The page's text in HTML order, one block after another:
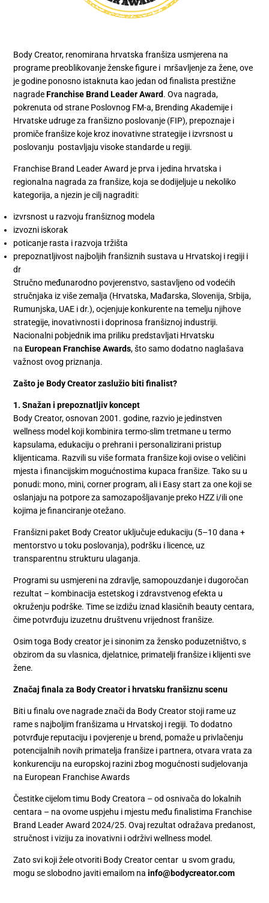
Body Creator, renomirana hrvatska franšiza usmjerena na
programe preoblikovanje ženske figure i mršavljenje za žene, ove
je godine ponosno istaknuta kao jedan od finalista prestižne
nagradeFranchise Brand Leader Award. Ova nagrada,
pokrenuta od strane Poslovnog FM-a, Brending Akademije i
Hrvatske udruge za franšizno poslovanje (FIP), prepoznaje i
promiče franšize koje kroz inovativne strategije i izvrsnost u
poslovanju postavljaju visoke standarde u regiji.
Franchise Brand Leader Award je prva i jedina hrvatska i
regionalna nagrada za franšize, koja se dodijeljuje u nekoliko
kategorija, a njezin je cilj nagraditi:
izvrsnost u razvoju franšiznog modela
izvozni iskorak
poticanje rasta i razvoja tržišta
prepoznatljivost najboljih franšiznih sustava u Hrvatskoj i regiji i
dr
Stručno međunarodno povjerenstvo, sastavljeno od vodećih
stručnjaka iz više zemalja (Hrvatska, Mađarska, Slovenija, Srbija,
Rumunjska, UAE i dr.), ocjenjuje konkurente na temelju njihove
strategije, inovativnosti i doprinosa franšiznoj industriji.
Nacionalni pobjednik ima priliku predstavljati Hrvatsku
naEuropean Franchise Awards, što samo dodatno naglašava
važnost ovog priznanja.
Zašto je Body Creator zaslužio biti finalist?
1. Snažan i prepoznatljiv koncept
Body Creator, osnovan 2001. godine, razvio je jedinstven
wellness model koji kombinira termo-slim tretmane u termo
kapsulama, edukaciju o prehrani i personalizirani pristup
klijenticama. Razvili su više formata franšize koji ovise o veličini
mjesta i financijskim mogućnostima kupaca franšize. Tako su u
ponudi: mono, mini, corner program, ali i Easy start za one koji se
oslanjaju na potpore za samozapošljavanje preko HZZ i/ili one
kojima je financiranje otežano.
Franšizni paket Body Creator uključuje edukaciju (5–10 dana +
mentorstvo u toku poslovanja), podršku i licence, uz
transparentnu strukturu ulaganja.
Programi su usmjereni na zdravlje, samopouzdanje i dugoročan
rezultat – kombinacija estetskog i zdravstvenog efekta u
okruženju podrške. Time se izdižu iznad klasičnih beauty centara,
čime potvrđuju izuzetnu društvenu vrijednost franšize.
Osim toga Body creator je i sinonim za žensko poduzetništvo, s
obzirom da su vlasnica, djelatnice, primatelji franšize i klijenti sve
žene.
Značaj finala za Body Creator i hrvatsku franšiznu scenu
Biti u finalu ove nagrade znači da Body Creator stoji rame uz
rame s najboljim franšizama u Hrvatskoj i regiji. To dodatno
potvrđuje reputaciju i povjerenje u brend, pomaže u privlačenju
potencijalnih novih primatelja franšize i partnera, otvara vrata za
konkurenciju na europskoj razini zbog mogućnosti sudjelovanja
na European Franchise Awards
Čestitke cijelom timu Body Creatora – od osnivača do lokalnih
centara – na ovome uspjehu i mjestu među finalistima Franchise
Brand Leader Award 2024/25. Ovaj rezultat odražava predanost,
stručnost i viziju za inovativni i održivi wellness model.
Zato svi koji žele otvoriti Body Creator centar u svom gradu,
mogu se slobodno javiti emailom nainfo@bodycreator.com